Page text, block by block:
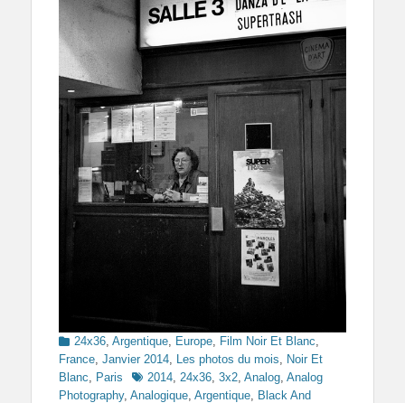
Categories
24x36 Argentique Europe Film Noir Et Blanc
France Janvier 2014 Les photos du mois
Noir Et
Blanc
Paris Tags2014 24x36 3x2 Analog Analog
Photography, Analogique Argentique Black And